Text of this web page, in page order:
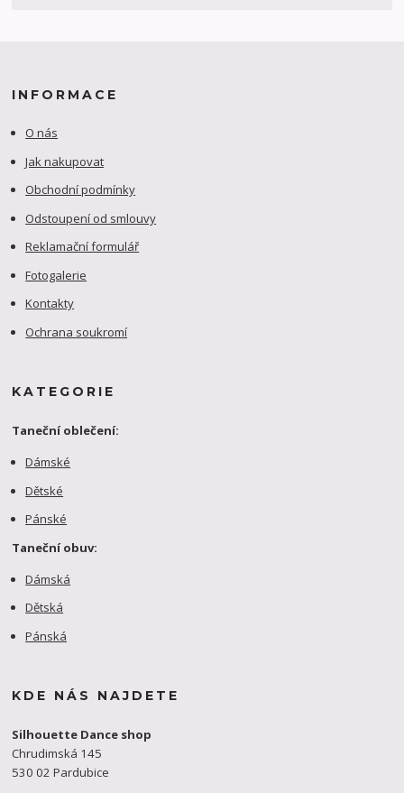
INFORMACE
O nás
Jak nakupovat
Obchodní podmínky
Odstoupení od smlouvy
Reklamační formulář
Fotogalerie
Kontakty
Ochrana soukromí
KATEGORIE
Taneční oblečení:
Dámské
Dětské
Pánské
Taneční obuv:
Dámská
Dětská
Pánská
KDE NÁS NAJDETE
Silhouette Dance shop
Chrudimská 145
530 02 Pardubice